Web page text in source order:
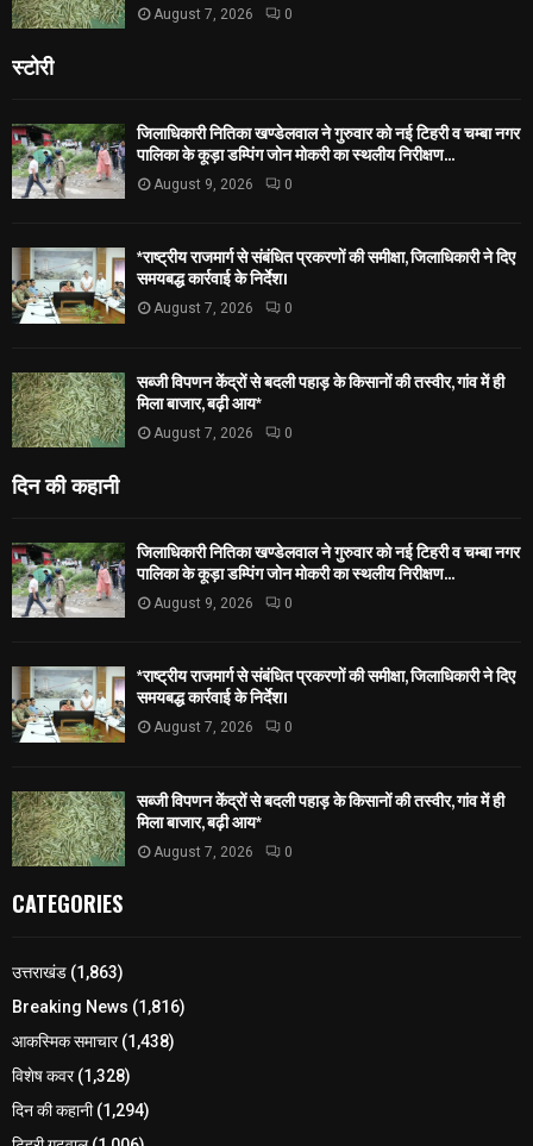
August 7, 2026 0
स्टोरी
जिलाधिकारी नितिका खण्डेलवाल ने गुरुवार को नई टिहरी व चम्बा नगर
पालिका के कूड़ा डम्पिंग जोन मोकरी का स्थलीय निरीक्षण...
August 9, 2026 0
*राष्ट्रीय राजमार्ग से संबंधित प्रकरणों की समीक्षा, जिलाधिकारी ने दिए
समयबद्ध कार्रवाई के निर्देश।
August 7, 2026 0
सब्जी विपणन केंद्रों से बदली पहाड़ के किसानों की तस्वीर, गांव में ही
मिला बाजार, बढ़ी आय*
August 7, 2026 0
दिन की कहानी
जिलाधिकारी नितिका खण्डेलवाल ने गुरुवार को नई टिहरी व चम्बा नगर
पालिका के कूड़ा डम्पिंग जोन मोकरी का स्थलीय निरीक्षण...
August 9, 2026 0
*राष्ट्रीय राजमार्ग से संबंधित प्रकरणों की समीक्षा, जिलाधिकारी ने दिए
समयबद्ध कार्रवाई के निर्देश।
August 7, 2026 0
सब्जी विपणन केंद्रों से बदली पहाड़ के किसानों की तस्वीर, गांव में ही
मिला बाजार, बढ़ी आय*
August 7, 2026 0
CATEGORIES
उत्तराखंड (1,863)
Breaking News (1,816)
आकस्मिक समाचार(1,438)
विशेष कवर(1,328)
दिन की कहानी(1,294)